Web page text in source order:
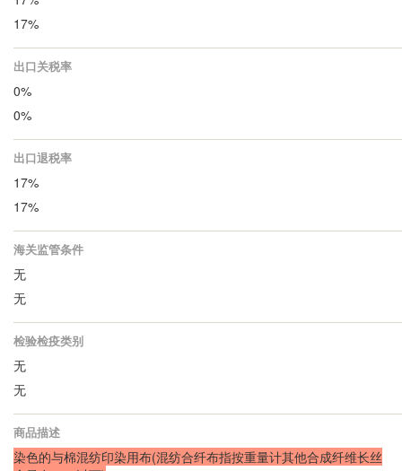
17%
出口关税率
0%
0%
出口退税率
17%
17%
海关监管条件
无
无
检验检疫类别
无
无
商品描述
染色的与棉混纺印染用布(混纺合纤布指按重量计其他合成纤维长丝